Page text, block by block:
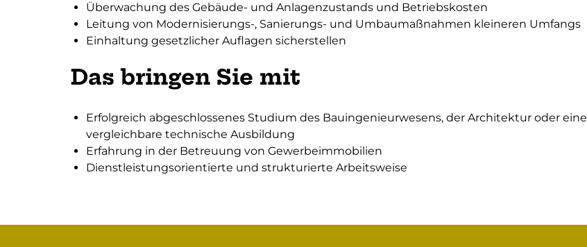
Überwachung des Gebäude- und Anlagenzustands und Betriebskosten
Leitung von Modernisierungs-, Sanierungs- und Umbaumaßnahmen kleineren Umfangs
Einhaltung gesetzlicher Auflagen sicherstellen
Das bringen Sie mit
Erfolgreich abgeschlossenes Studium des Bauingenieurwesens, der Architektur oder eine
vergleichbare technische Ausbildung
Erfahrung in der Betreuung von Gewerbeimmobilien
Dienstleistungsorientierte und strukturierte Arbeitsweise